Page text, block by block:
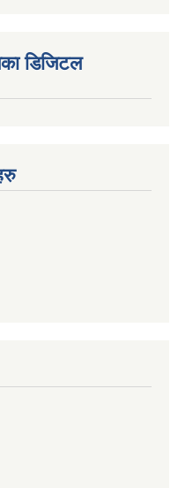
डिजिटल